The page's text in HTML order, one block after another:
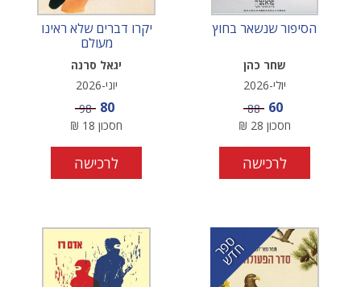
הסיפור שנשאר בחוץ
שחר כהן
יולי-2026
מחיר מבצע
60 מחיר
88
חסכון 28
₪
לרכישה
יקרו דברים שלא ראינו
מעולם
יגאל סרנה
יוני-2026
מחיר מבצע
80 מחיר
98
חסכון 18
₪
לרכישה
ס
פ
ר
ח
ד
ש